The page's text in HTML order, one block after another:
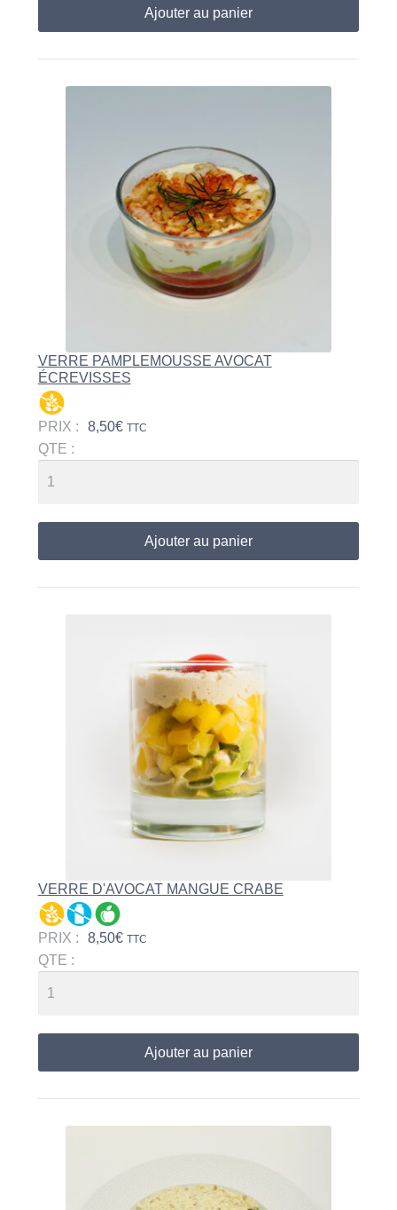
Ajouter au panier
VERRE PAMPLEMOUSSE AVOCAT
ÉCREVISSES
PRIX : 8,50€ TTC
QTE :
Ajouter au panier
VERRE D'AVOCAT MANGUE CRABE
PRIX : 8,50€ TTC
QTE :
Ajouter au panier